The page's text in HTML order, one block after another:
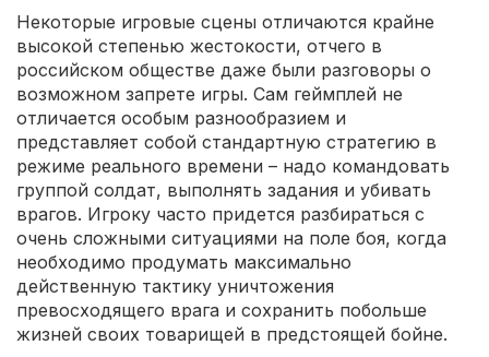
Некоторые игровые сцены отличаются крайне
высокой степенью жестокости, отчего в
российском обществе даже были разговоры о
возможном запрете игры. Сам геймплей не
отличается особым разнообразием и
представляет собой стандартную стратегию в
режиме реального времени – надо командовать
группой солдат, выполнять задания и убивать
врагов. Игроку часто придется разбираться с
очень сложными ситуациями на поле боя, когда
необходимо продумать максимально
действенную тактику уничтожения
превосходящего врага и сохранить побольше
жизней своих товарищей в предстоящей бойне.